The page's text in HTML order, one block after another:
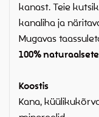
kanast. Teie
kanaliha ja
Mugavas
100%
Koostis
Kana,